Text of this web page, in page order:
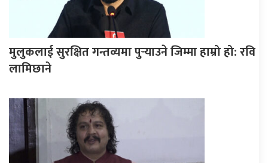
मुलुकलाई सुरक्षित गन्तव्यमा पुर्‍याउने जिम्मा हाम्रो हो: रवि
लामिछाने